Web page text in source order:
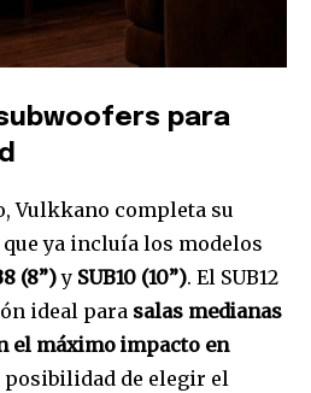
para
Vulkkano completa su
ya incluía los modelos
(8”)y SUB10 (10”). El SUB12
ideal para salas medianas
el máximo impacto en
posibilidad de elegir el